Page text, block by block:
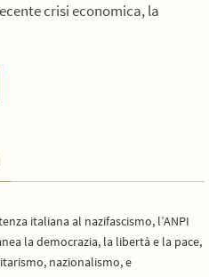
crisi economica, la
italiana al nazifascismo, l’ANPI
la democrazia, la libertà e la pace,
nazionalismo, e